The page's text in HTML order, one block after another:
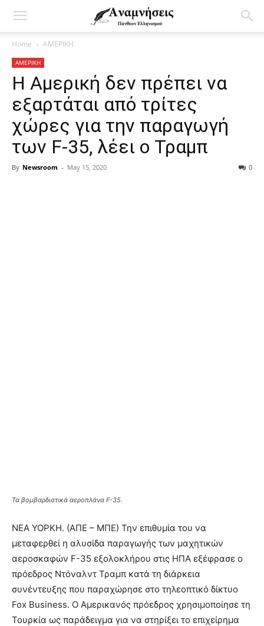
Home ΑΜΕΡΙΚΗ
ΑΜΕΡΙΚΗ
Η Αμερική δεν πρέπει να
εξαρτάται από τρίτες
χώρες για την παραγωγή
των F-35, λέει ο Τραμπ
By Newsroom - May 15, 2020 0
Τα βομβαρδιστικά αεροπλάνα F-35.
ΝΕΑ ΥΟΡΚΗ. (ΑΠΕ – ΜΠΕ) Την επιθυμία του να
μεταφερθεί η αλυσίδα παραγωγής των μαχητικών
αεροσκαφών F-35 εξολοκλήρου στις ΗΠΑ εξέφρασε ο
πρόεδρος Ντόναλντ Τραμπ κατά τη διάρκεια
συνέντευξης που παραχώρησε στο τηλεοπτικό δίκτυο
Fox Business. Ο Αμερικανός πρόεδρος χρησιμοποίησε τη
Τουρκία ως παράδειγμα για να στηρίξει το επιχείρημα